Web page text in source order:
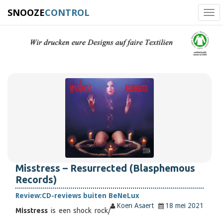
SNOOZECONTROL
Misstress – Resurrected (Blasphemous
Records)
Review:CD-reviews buiten BeNeLux
Koen Asaert
18 mei 2021
Misstress is een shock rock/